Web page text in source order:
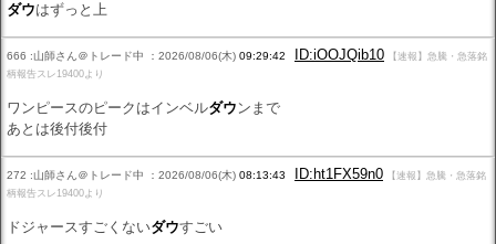
ダウはずっと上
666 :山師さん＠トレード中 ：2026/08/06(木) 09:29:42 ID:iOOJQib10
【速報】急騰・急落銘
柄報告スレ19400より
ワンピースのピークはインベルダウ ンまで
あとは後付後付
272 :山師さん＠トレード中 ：2026/08/06(木) 08:13:43 ID:ht1FX59n0
【速報】急騰・急落銘
柄報告スレ19400より
ドジャースすごくないダウすごい